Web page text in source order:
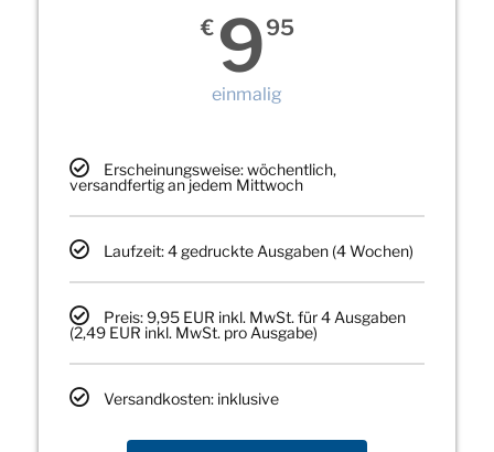
€ 995
einmalig
Erscheinungsweise: wöchentlich,
versandfertig an jedem Mittwoch
Laufzeit: 4 gedruckte Ausgaben (4 Wochen)
Preis: 9,95 EUR inkl. MwSt. für 4 Ausgaben
(2,49 EUR inkl. MwSt. pro Ausgabe)
Versandkosten: inklusive